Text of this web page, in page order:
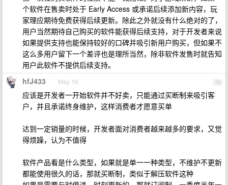
个软件在售卖时处于 Early Access 或承诺后续添加新内容，玩
家理应期待免费获得后续更新。除此之外就没有什么绝对的了，
用户当然期待自己购买的软件能获得后续支持，对于开发者来说
如果提供支持也能保持较好的口碑并吸引新用户购买，但如果不
这么多用户留下一个差评也是理所当然，除非软件发售时就告知
用户此软件不提供后续支持。
16
hfJ433 May 16
应该是开发者一开始软件并不好卖，只能通过买断制来吸引客
户，并且承诺终身维护，这样消费者才愿意买单
达到一定销量的时候，开发者面对消费者越来越多的要求，又觉
得烦躁，认为不值得
软件产品看是什么类型，如果就是单一一种类型，不维护不更新
都能使用很久的话，那就买断制，类似于解压软件这种